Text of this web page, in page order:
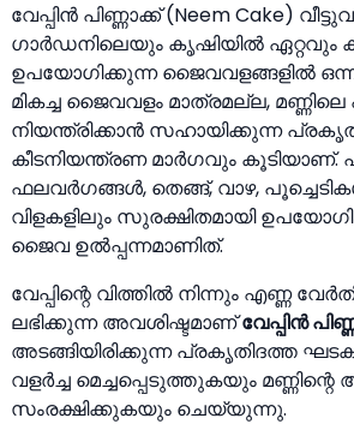
വേപ്പിന്‍ പിണ്ണാക്ക് (Neem Cake)
ഗാര്‍ഡനിലെയും കൃഷിയില്‍
ഉപയോഗിക്കുന്ന ജൈവവളങ്ങളില്‍
മികച്ച ജൈവവളം മാത്രമല്ല,
നിയന്ത്രിക്കാന്‍ സഹായിക്കുന്ന
കീടനിയന്ത്രണ മാര്‍ഗവും കൂടിയാണ്.
ഫലവര്‍ഗങ്ങള്‍, തെങ്ങ്, വാഴ,
വിളകളിലും സുരക്ഷിതമായി
ജൈവ ഉല്‍പ്പന്നമാണിത്.
വേപ്പിന്റെ വിത്തില്‍ നിന്നും എണ്ണ
ലഭിക്കുന്ന അവശിഷ്ടമാണ്വേപ്പിന്‍
അടങ്ങിയിരിക്കുന്ന പ്രകൃതിദത്ത
വളര്‍ച്ച മെച്ചപ്പെടുത്തുകയും
സംരക്ഷിക്കുകയും ചെയ്യുന്നു.